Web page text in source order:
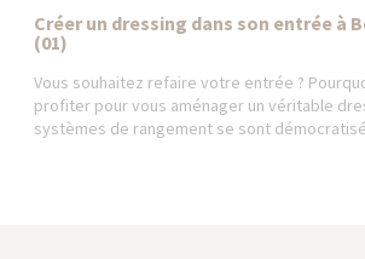
Créer un dressing dans son entrée à
(01)
Vous souhaitez refaire votre entrée ?
profiter pour vous aménager un véritable
systèmes de rangement se sont